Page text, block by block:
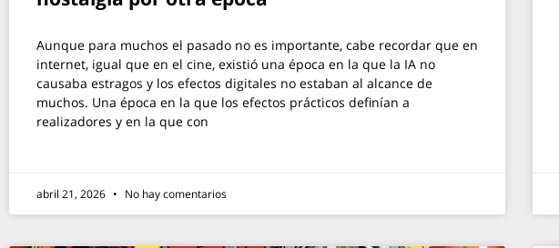
Aunque para muchos el pasado no es importante, cabe recordar que en
internet, igual que en el cine, existió una época en la que la IA no
causaba estragos y los efectos digitales no estaban al alcance de
muchos. Una época en la que los efectos prácticos definían a
realizadores y en la que con
abril 21, 2026 No hay comentarios